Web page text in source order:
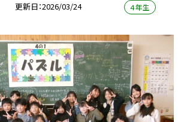
更新日 2026/03/24 ４年生